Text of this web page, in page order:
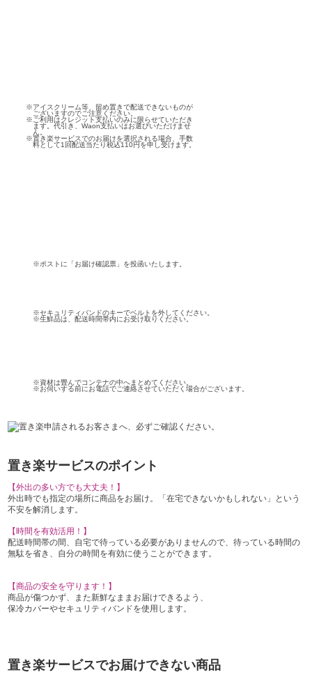
※アイスクリーム等、留め置きで配送できないものが
ございますのでご注意ください。
※ご利用はクレジット支払いのみに限らせていただき
ます。代引き、Waon支払いはお選びいただけませ
ん。
※置き楽サービスでのお届けを選択される場合、手数
料として1回配送当たり税込110円を申し受けます。
※ポストに「お届け確認票」を投函いたします。
※セキュリティバンドのキーでベルトを外してください。
※生鮮品は、配送時間帯内にお受け取りください。
※資材は畳んでコンテナの中へまとめてください。
※お伺いする前にお電話でご連絡させていただく場合がございます。
置き楽サービスのポイント
【外出の多い方でも大丈夫！】
外出時でも指定の場所に商品をお届け。「在宅できないかもしれない」という
不安を解消します。
【時間を有効活用！】
配送時間帯の間、自宅で待っている必要がありませんので、待っている時間の
無駄を省き、自分の時間を有効に使うことができます。
【商品の安全を守ります！】
商品が傷つかず、また新鮮なままお届けできるよう、
保冷カバーやセキュリティバンドを使用します。
置き楽サービスでお届けできない商品